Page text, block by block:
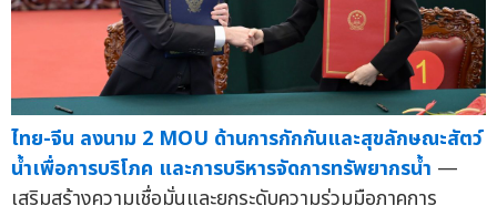
ไทย-จีน ลงนาม 2 MOU ด้านการกักกันและสุขลักษณะสัตว์
น้ำเพื่อการบริโภค และการบริหารจัดการทรัพยากรน้ำ —
เสริมสร้างความเชื่อมั่นและยกระดับความร่วมมือภาคการ